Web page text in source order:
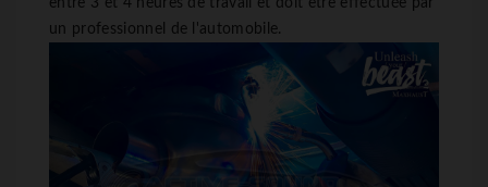
entre 3 et 4 heures de travail et doit être effectuée par
un professionnel de l'automobile.